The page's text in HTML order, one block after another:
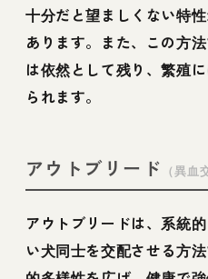
十分だと望ましくない特
あります。また、この方
は依然として残り、繁殖
られます。
アウトブリード （異血
アウトブリードは、系統
い犬同士を交配させる方